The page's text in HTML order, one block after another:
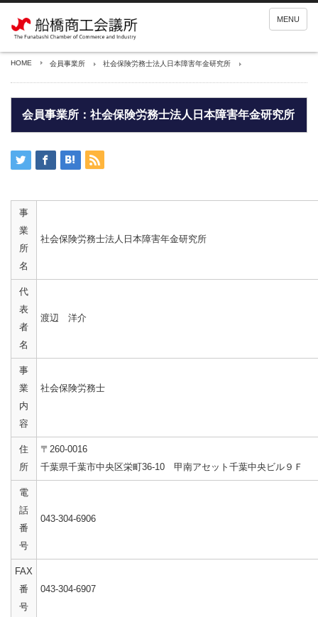
MENU
HOME 会員事業所 社会保険労務士法人日本障害年金研究所
会員事業所：社会保険労務士法人日本障害年金研究所
事
業
所
名
社会保険労務士法人日本障害年金研究所
代
表
者
名
渡辺 洋介
事
業
内
容
社会保険労務士
住
所
〒260-0016
千葉県千葉市中央区栄町36-10 甲南アセット千葉中央ビル９Ｆ
電
話
番
号
043-304-6906
FAX
番
号
043-304-6907